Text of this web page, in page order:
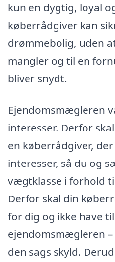
kun en dygtig, loyal
køberrådgiver kan
drømmebolig, uden
mangler og til en
bliver snydt.
Ejendomsmægleren
interesser. Derfor
en køberrådgiver,
interesser, så du og
vægtklasse i forhold
Derfor skal din
for dig og ikke have
ejendomsmægleren
den sags skyld.